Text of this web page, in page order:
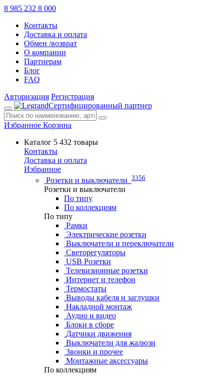
8 985 232 8 000
Контакты
Доставка и оплата
Обмен /возврат
О компании
Партнерам
Блог
FAQ
Авторизация Регистрация
Сертифицированный партнер
Избранное Корзина
Каталог 5 432 товары
Контакты
Доставка и оплата
Избранное
Розетки и выключатели 3356
Розетки и выключатели
По типу
По коллекциям
По типу
Рамки
Электрические розетки
Выключатели и переключатели
Светорегуляторы
USB Розетки
Телевизионные розетки
Интернет и телефон
Термостаты
Выводы кабеля и заглушки
Накладной монтаж
Аудио и видео
Блоки в сборе
Датчики движения
Выключатели для жалюзи
Звонки и прочее
Монтажные аксессуары
По коллекциям